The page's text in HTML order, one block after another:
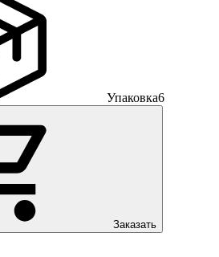
Упаковка6
Заказать